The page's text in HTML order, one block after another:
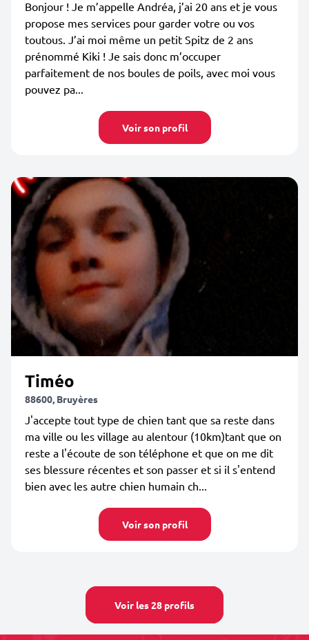
Bonjour ! Je m’appelle Andréa, j’ai 20 ans et je vous
propose mes services pour garder votre ou vos
toutous. J’ai moi même un petit Spitz de 2 ans
prénommé Kiki ! Je sais donc m’occuper
parfaitement de nos boules de poils, avec moi vous
pouvez pa...
Voir son profil
Timéo
88600, Bruyères
J'accepte tout type de chien tant que sa reste dans
ma ville ou les village au alentour (10km)tant que on
reste a l'écoute de son téléphone et que on me dit
ses blessure récentes et son passer et si il s'entend
bien avec les autre chien humain ch...
Voir son profil
Voir les 28 profils